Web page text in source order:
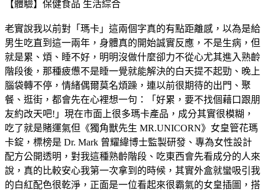
【體驗】保健食品 生活綜合
老實說我以前對「瑪卡」這兩個字真的有點距離感，以為是給
男生吃直到這一兩年，身體真的開始誠實反應，不是生病，但
就是累、煩、睡不好，明明沒做什麼卻力不從心尤其進入熟齡
階段後，那種疲憊不是睡一覺就能解決的白天提不起勁、晚上
腦袋轉不停，情緒偶爾莫名煩躁，連以前很期待的出門、聚
餐、逛街，都會先在心裡想一句：「好累，要不找個藉口跟朋
友約改天吧!」現在市面上很多瑪卡產品，成分其實很模糊，
吃了就是賭運氣但《獨角獸先生 MR.UNICORN》女皇管花瑪
卡錠，標榜是 Dr. Mark 曾耀緯博士監製研發、專為女性設計
配方公開透明，對我這種熟齡階段、吃東西會先看成分的人來
說，真的比較安心我第一次拿到的時候，其實外盒就蠻吸引我
的白紅配色很乾淨，正面是一位看起來很霸氣的女皇插圖，搭